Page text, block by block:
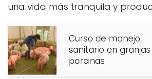
una vida más tranquila y
Curso de manejo
sanitario en granjas
porcinas